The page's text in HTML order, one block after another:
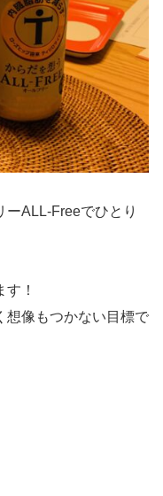
ALL-Freeでひとり
！
想像もつかない目標で